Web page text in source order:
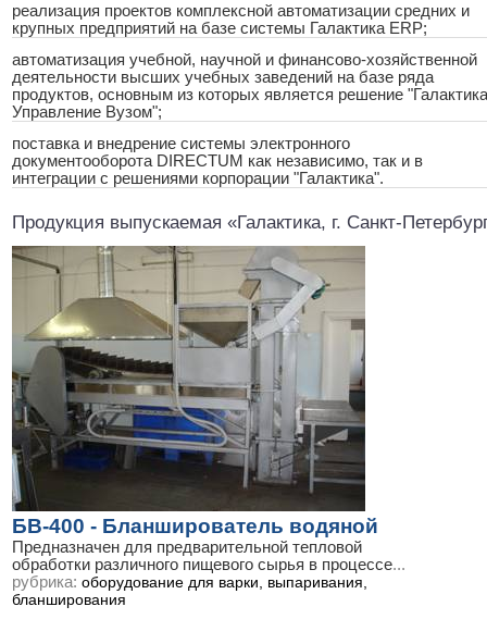
реализация проектов комплексной автоматизации средних и
крупных предприятий на базе системы Галактика ERP;
автоматизация учебной, научной и финансово-хозяйственной
деятельности высших учебных заведений на базе ряда
продуктов, основным из которых является решение "Галактика
Управление Вузом";
поставка и внедрение системы электронного
документооборота DIRECTUM как независимо, так и в
интеграции с решениями корпорации "Галактика".
Продукция выпускаемая «Галактика, г. Санкт-
БВ-400 - Бланширователь водяной
Предназначен для предварительной тепловой
обработки различного пищевого сырья в процессе...
рубрика: оборудование для варки, выпаривания,
бланширования